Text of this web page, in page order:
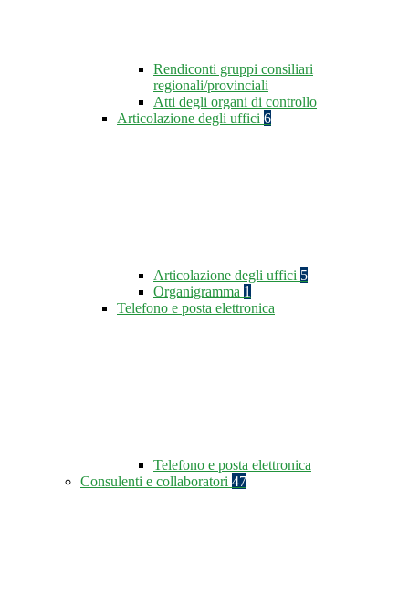
Rendiconti gruppi consiliari
regionali/provinciali
Atti degli organi di controllo
Articolazione degli uffici 6
Articolazione degli uffici 5
Organigramma 1
Telefono e posta elettronica
Telefono e posta elettronica
Consulenti e collaboratori 47